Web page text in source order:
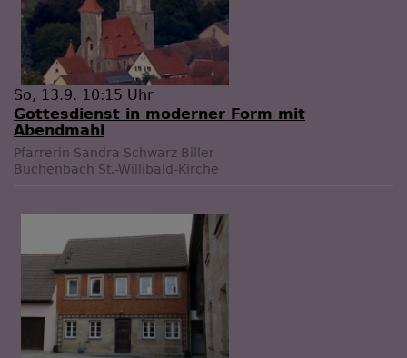
So, 13.9. 10:15 Uhr
Gottesdienst in moderner Form mit
Abendmahl
Pfarrerin Sandra Schwarz-Biller
Büchenbach St.-Willibald-Kirche